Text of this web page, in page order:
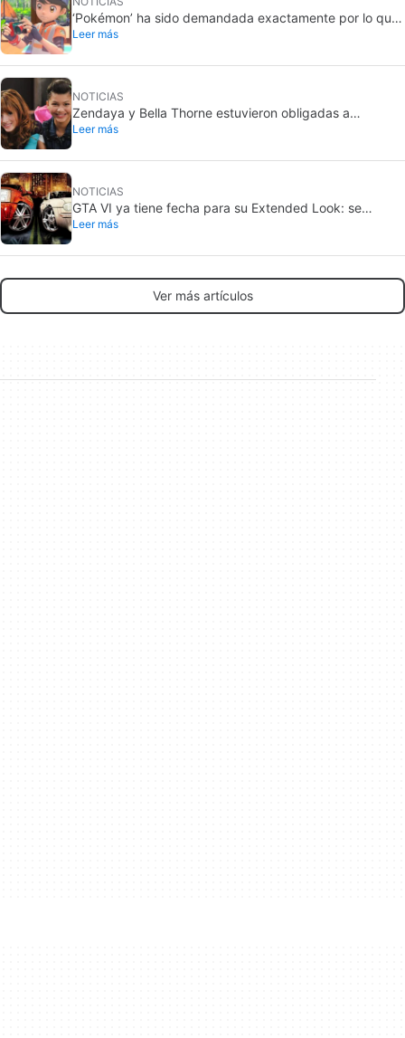
‘Pokémon’ ha sido demandada exactamente por lo que
jamás querría: grabar a gente sin su consentimiento en
Leer más
NOTICIAS
Zendaya y Bella Thorne estuvieron obligadas a
enfrentarse cuando eran actrices infantiles en Disney.
Leer más
NOTICIAS
GTA VI ya tiene fecha para su Extended Look: se
estrena en Netflix
Leer más
Ver más artículos